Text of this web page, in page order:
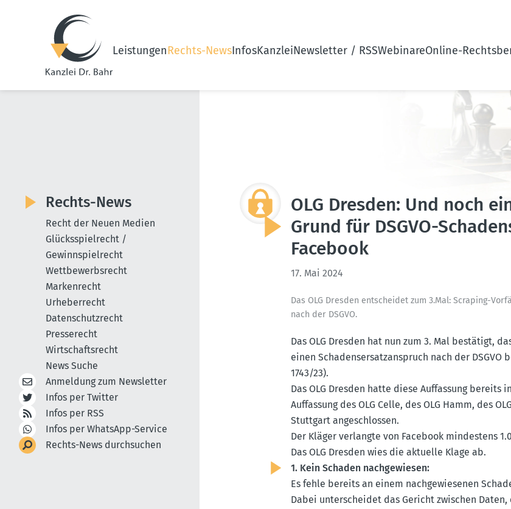
LeistungenRechts-NewsInfosKanzleiNewsletter / RSSWebinareOnline-
OLG Dresden: Und noch
Grund für DSGVO-
Facebook
17. Mai 2024
Das OLG Dresden entscheidet zum 3.​Mal: Scraping-
nach der DSGVO.
Das OLG Dresden hat nun zum 3. Mal bestätigt,
einen Schadens­er­satz­an­spruch nach der DSGVO
1743/23).
Das OLG Dresden hatte diese Auffassung
Auffassung des OLG Celle, des OLG Hamm, des
Stuttgart angeschlossen.
Der Kläger verlangte von Facebook mindestens
Das OLG Dresden wies die aktuelle Klage ab.
1. Kein Schaden nachge­wiesen:
Es fehle bereits an einem nachge­wie­senen
Dabei unter­scheidet das Gericht zwischen
Rechts-News
Recht der Neuen Medien
Glücksspielrecht /
Gewinnspielrecht
Wettbewerbsrecht
Markenrecht
Urheberrecht
Datenschutzrecht
Presserecht
Wirtschaftsrecht
News Suche
Anmeldung zum Newsletter
Infos per Twitter
Infos per RSS
Infos per WhatsApp-Service
Rechts-News durchsuchen